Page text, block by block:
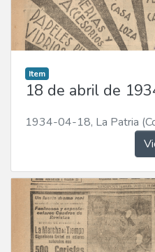
Item
18 de abril de
1934-04-18, La Patria